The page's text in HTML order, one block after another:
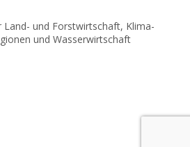
und Forstwirtschaft, Klima-
und Wasserwirtschaft